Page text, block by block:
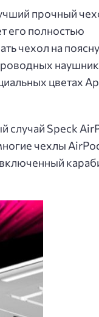
прочный
его полностью
чехол на
цветах
случай Speck
чехлы